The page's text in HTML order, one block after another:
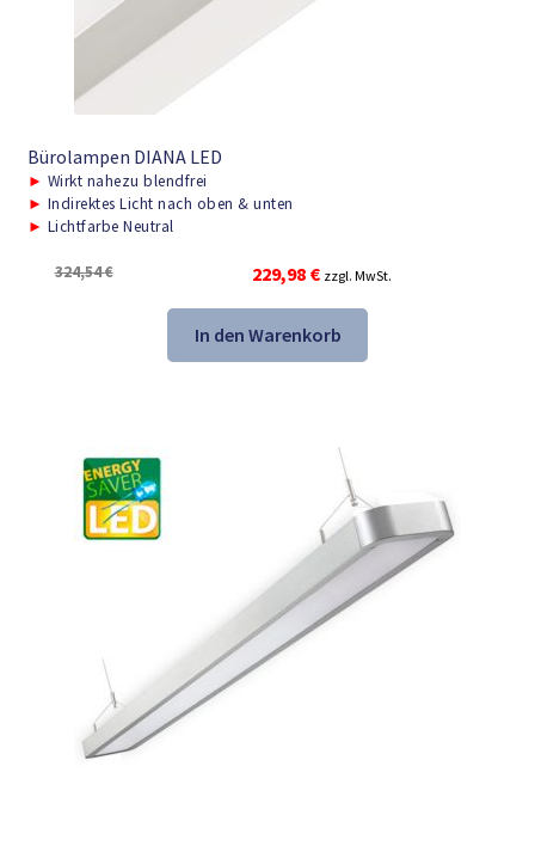
Bürolampen DIANA LED
► Wirkt nahezu blendfrei
► Indirektes Licht nach oben & unten
► Lichtfarbe Neutral
324,54€
Ursprünglicher
Preis
war:
324,54 €
229,98 €Aktueller
Preis
ist:
229,98 €.
zzgl. MwSt.
In den Warenkorb